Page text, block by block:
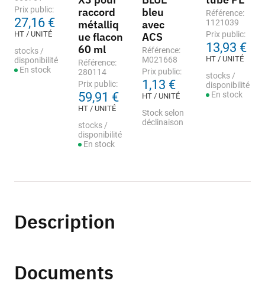
Prix public:
27,16 €
HT / UNITÉ
stocks /
disponibilité
En stock
raccord
métalliq
ue flacon
60 ml
Référence:
280114
Prix public:
59,91 €
HT / UNITÉ
stocks /
disponibilité
En stock
bleu
avec
ACS
Référence:
M021668
Prix public:
1,13 €
HT / UNITÉ
Stock selon
déclinaison
Référence:
1121039
Prix public:
13,93 €
HT / UNITÉ
stocks /
disponibilité
En stock
Description
Documents